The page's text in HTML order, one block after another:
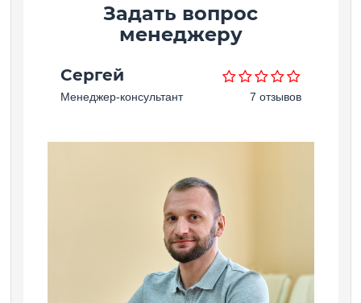
Задать вопрос
менеджеру
Сергей
Менеджер-консультант 7 отзывов